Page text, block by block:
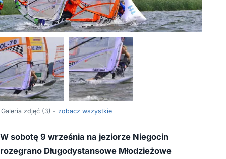
Galeria zdjęć (3) - zobacz wszystkie
W sobotę 9 września na jeziorze Niegocin
rozegrano Długodystansowe Młodzieżowe